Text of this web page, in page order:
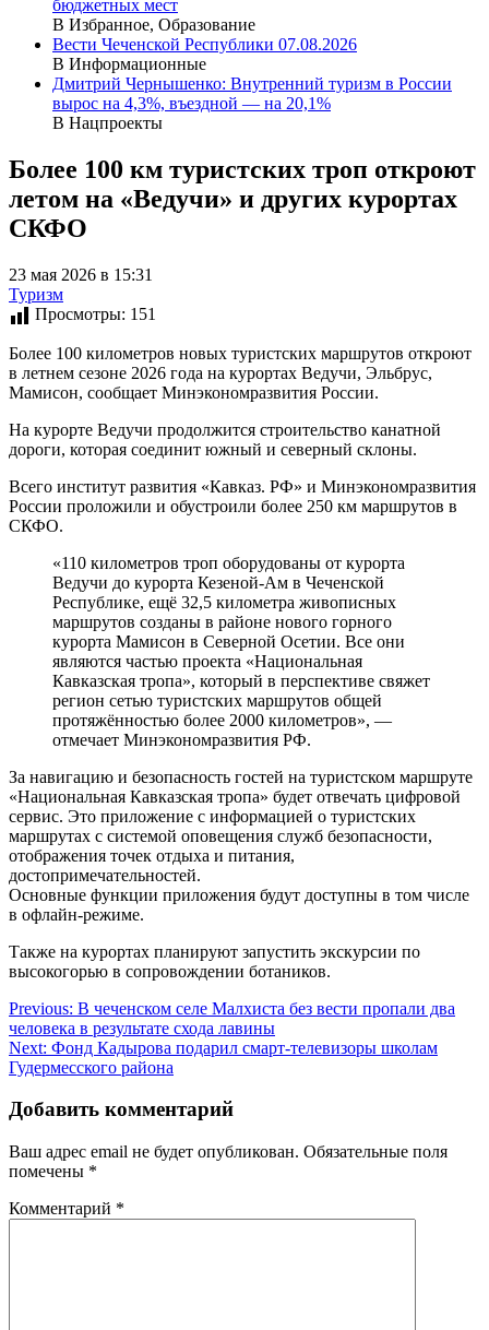
бюджетных мест
В Избранное, Образование
Вести Чеченской Республики 07.08.2026
В Информационные
Дмитрий Чернышенко: Внутренний туризм в России
вырос на 4,3%, въездной — на 20,1%
В Нацпроекты
Более 100 км туристских троп откроют
летом на «Ведучи» и других курортах
СКФО
23 мая 2026 в 15:31
Туризм
Просмотры: 151
Более 100 километров новых туристских маршрутов откроют
в летнем сезоне 2026 года на курортах Ведучи, Эльбрус,
Мамисон, сообщает Минэкономразвития России.
На курорте Ведучи продолжится строительство канатной
дороги, которая соединит южный и северный склоны.
Всего институт развития «Кавказ. РФ» и Минэкономразвития
России проложили и обустроили более 250 км маршрутов в
СКФО.
«110 километров троп оборудованы от курорта
Ведучи до курорта Кезеной-Ам в Чеченской
Республике, ещё 32,5 километра живописных
маршрутов созданы в районе нового горного
курорта Мамисон в Северной Осетии. Все они
являются частью проекта «Национальная
Кавказская тропа», который в перспективе свяжет
регион сетью туристских маршрутов общей
протяжённостью более 2000 километров», —
отмечает Минэкономразвития РФ.
За навигацию и безопасность гостей на туристском маршруте
«Национальная Кавказская тропа» будет отвечать цифровой
сервис. Это приложение с информацией о туристских
маршрутах с системой оповещения служб безопасности,
отображения точек отдыха и питания,
достопримечательностей.
Основные функции приложения будут доступны в том числе
в офлайн-режиме.
Также на курортах планируют запустить экскурсии по
высокогорью в сопровождении ботаников.
Навигация
по
записям
Previous: В чеченском селе Малхиста без вести пропали два
человека в результате схода лавины
Next: Фонд Кадырова подарил смарт-телевизоры школам
Гудермесского района
Добавить комментарий
Ваш адрес email не будет опубликован. Обязательные поля
помечены *
Комментарий *